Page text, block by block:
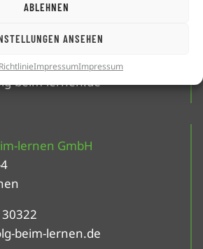
ABLEHNEN
ANSEHEN
ImpressumImpressum
30
8489877
beim-lernen.de
lernen GmbH
beim-lernen.de